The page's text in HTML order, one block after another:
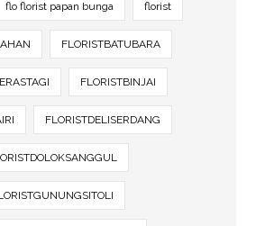
flo florist papan bunga florist
FLORISTBATUBARA
FLORISTBINJAI
FLORISTDELISERDANG